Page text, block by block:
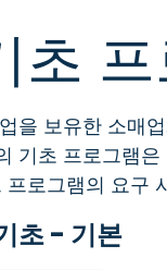
초
을 보유한 소매
기초 프로그램
프로그램의 요구
초 - 기본